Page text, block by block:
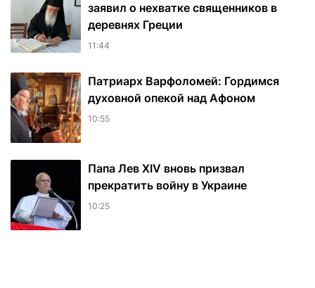
заявил о нехватке священников в
деревнях Греции
11:44
Патриарх Варфоломей: Гордимся
духовной опекой над Афоном
10:55
Папа Лев XIV вновь призвал
прекратить войну в Украине
10:25